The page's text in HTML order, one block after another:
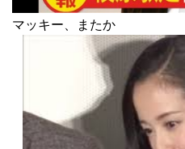
マッキー、またか